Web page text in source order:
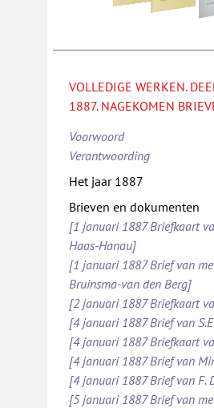
VOLLEDIGE WERKEN.
1887. NAGEKOMEN
Voorwoord
Verantwoording
Het jaar 1887
Brieven en dokumenten
[1 januari 1887 Briefkaart
Haas-Hanau]
[1 januari 1887 Brief van
Bruinsma-van den Berg]
[2 januari 1887 Briefkaart
[4 januari 1887 Brief van
[4 januari 1887 Briefkaart
[4 januari 1887 Brief van
[4 januari 1887 Brief van F.
[5 januari 1887 Brief van